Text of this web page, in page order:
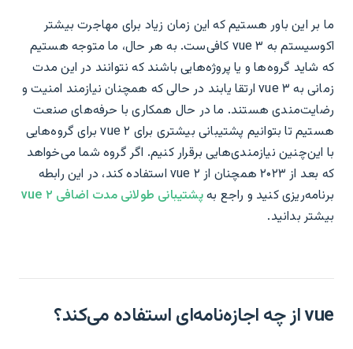
ما بر این باور هستیم که این زمان زیاد برای مهاجرت بیشتر
اکوسیستم به vue ۳ کافی‌ست. به هر حال، ما متوجه هستیم
که شاید گروه‌ها و یا پروژه‌هایی باشند که نتوانند در این مدت
زمانی به vue ۳ ارتقا یابند در حالی که همچنان نیازمند امنیت و
رضایت‌مندی هستند. ما در حال همکاری با حرفه‌های صنعت
هستیم تا بتوانیم پشتیبانی بیشتری برای vue ۲ برای گروه‌هایی
با این‌چنین نیازمندی‌هایی برقرار کنیم. اگر گروه شما می‌خواهد
که بعد از ۲۰۲۳ همچنان از vue ۲ استفاده کند، در این رابطه
برنامه‌ریزی کنید و راجع بهپشتیبانی طولانی مدت اضافی vue ۲
بیشتر بدانید.
vue از چه اجازه‌نامه‌ای استفاده می‌کند؟